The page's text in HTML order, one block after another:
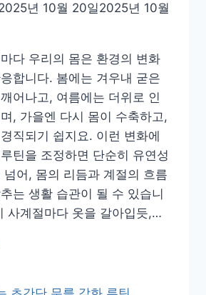
년 10월 20일2025년 10월
다 우리의 몸은 환경의 변화
합니다. 봄에는 겨우내 굳은
어나고, 여름에는 더위로 인
, 가을엔 다시 몸이 수축하고,
직되기 쉽지요. 이런 변화에
틴을 조정하면 단순히 유연성
넘어, 몸의 리듬과 계절의 흐름
는 생활 습관이 될 수 있습니
사계절마다 옷을 갈아입듯,…